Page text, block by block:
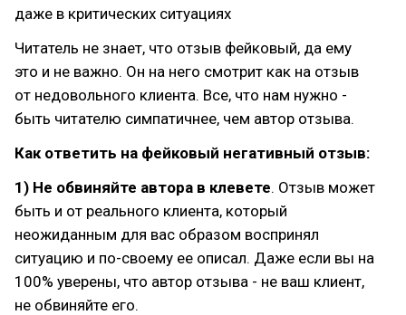
даже в критических ситуациях
Читатель не знает, что отзыв фейковый, да ему
это и не важно. Он на него смотрит как на отзыв
от недовольного клиента. Все, что нам нужно -
быть читателю симпатичнее, чем автор отзыва.
Как ответить на фейковый негативный отзыв:
1) Не обвиняйте автора в клевете. Отзыв может
быть и от реального клиента, который
неожиданным для вас образом воспринял
ситуацию и по-своему ее описал. Даже если вы на
100% уверены, что автор отзыва - не ваш клиент,
не обвиняйте его.